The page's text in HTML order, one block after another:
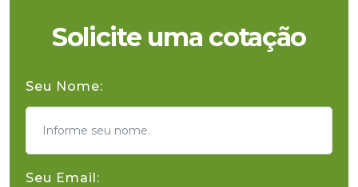
Solicite uma cotação
Seu Nome:
Seu Email: